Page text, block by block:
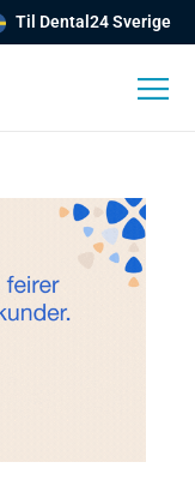
Til Dental24 Sverige